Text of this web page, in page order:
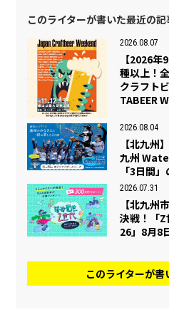
このライターが書いた最近の記
2026.08.07
【2026
種以上！
クラフト
TABEER
2026.08.04
【北九
九州
「3日間
2026.07.31
【北九州
決戦！「
26」8月8
このライターが